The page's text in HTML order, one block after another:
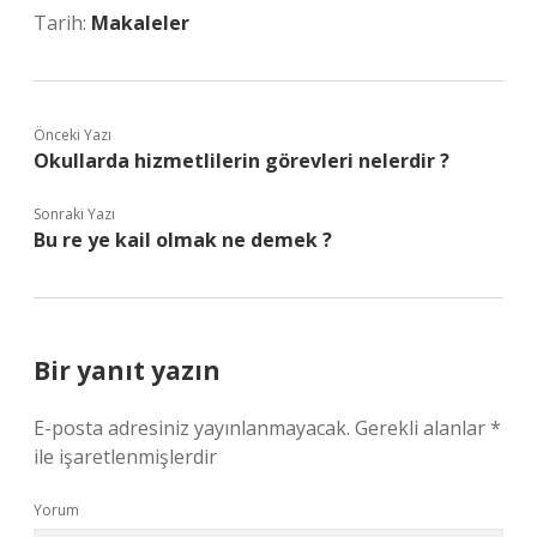
Tarih: Makaleler
Önceki Yazı
Okullarda hizmetlilerin görevleri nelerdir ?
Sonraki Yazı
Bu re ye kail olmak ne demek ?
Bir yanıt yazın
E-posta adresiniz yayınlanmayacak. Gerekli alanlar*
ile işaretlenmişlerdir
Yorum